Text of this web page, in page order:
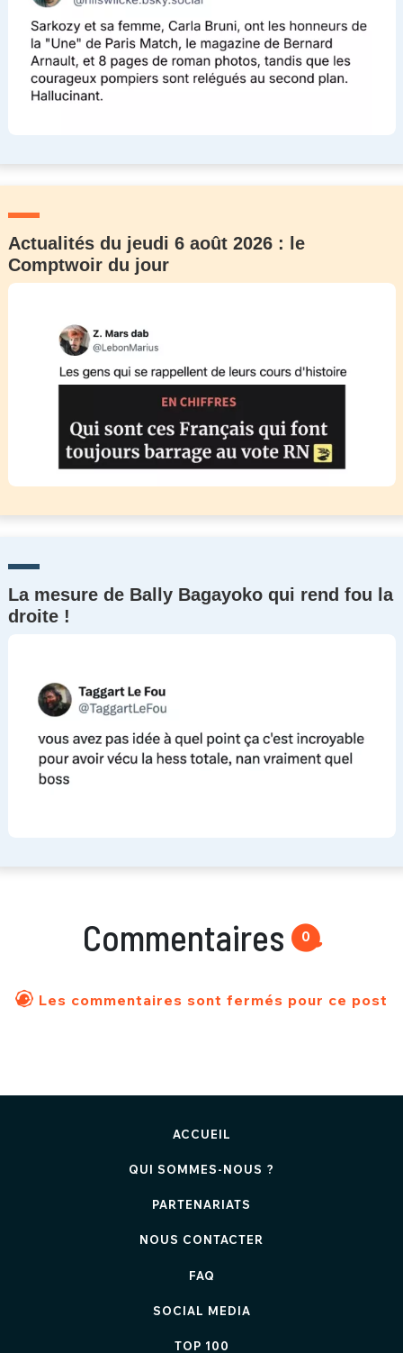
Actualités du jeudi 6 août 2026 : le
Comptwoir du jour
La mesure de Bally Bagayoko qui rend fou la
droite !
Commentaires 0
Les commentaires sont fermés pour ce post
ACCUEIL
QUI SOMMES-NOUS ?
PARTENARIATS
NOUS CONTACTER
FAQ
SOCIAL MEDIA
TOP 100